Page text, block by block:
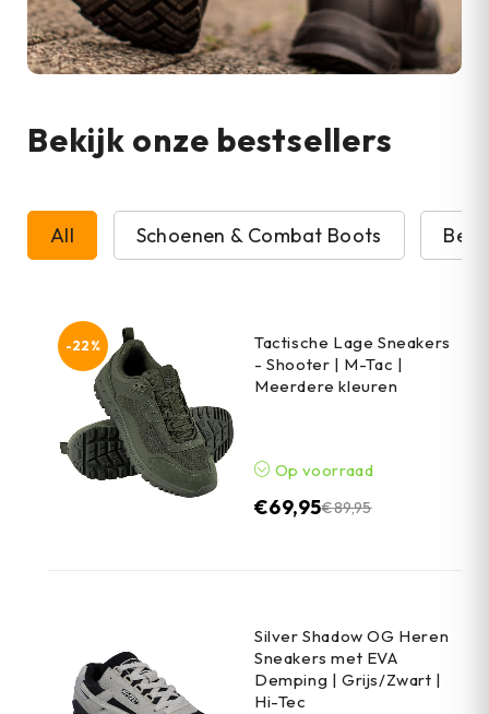
Bekijk onze bestsellers
All Schoenen & Combat Boots
-22%
Tactische Lage Sneakers
- Shooter | M-Tac |
Meerdere kleuren
Op voorraad
€89,95
€69,95
Silver Shadow OG Heren
Sneakers met EVA
Demping | Grijs/Zwart |
Hi-Tec